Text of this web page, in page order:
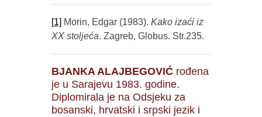
[1] Morin, Edgar (1983). Kako izaći iz
XX stoljeća. Zagreb, Globus. Str.235.
BJANKA ALAJBEGOVIĆrođena
je u Sarajevu 1983. godine.
Diplomirala je na Odsjeku za
bosanski, hrvatski i srpski jezik i